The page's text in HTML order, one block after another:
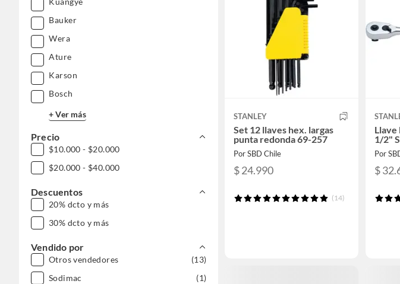
Bauker
Wera
Ature
Karson
Bosch
+ Ver más
Precio
$10.000 - $20.000
$20.000 - $40.000
Descuentos
20% dcto y más
30% dcto y más
Vendido por
Otros vendedores
(13)
Sodimac
(1)
STANLEY
Set 12 llaves hex. largas
punta redonda 69-257
Por SBD Chile
$ 24.990
(14)
Llave
1/2"
Por
$